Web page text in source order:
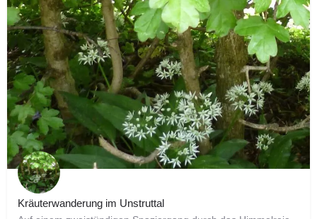
Kräuterwanderung im Unstruttal